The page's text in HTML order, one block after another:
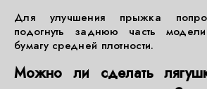
Для улучшения прыжка
подогнуть заднюю часть
бумагу средней плотности.
Можно ли сделать